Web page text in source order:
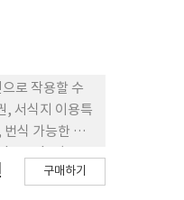
로 작용할 수
, 서식지 이용특
식 가능한 성
핵심서식지의
구매하기